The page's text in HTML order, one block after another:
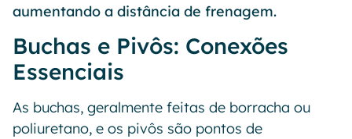
aumentando a distância de frenagem.
Buchas e Pivôs: Conexões
Essenciais
As buchas, geralmente feitas de borracha ou
poliuretano, e os pivôs são pontos de